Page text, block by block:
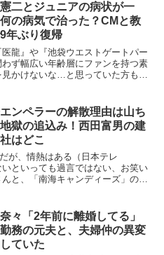
二とジュニアの病状が一
の病気で治った？CMと教
年ぶり復帰
龍』や『池袋ウエストゲートパー
ず幅広い年齢層にファンを持つ素
かけないな…と思っていた方もい
ンペラーの解散理由は山ち
獄の追込み！西田富男の建
はどこ
が、情熱はある（日本テレ
といっても過言ではない、お笑い
と、「南海キャンディーズ」の山
々「2年前に離婚してる」
務の元夫と、夫婦仲の異変
ていた